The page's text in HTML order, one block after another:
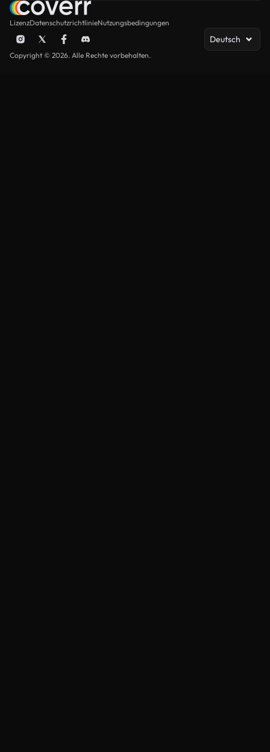
LizenzDatenschutzrichtlinieNutzungsbedingungen
Deutsch
Copyright © 2026. Alle Rechte vorbehalten.